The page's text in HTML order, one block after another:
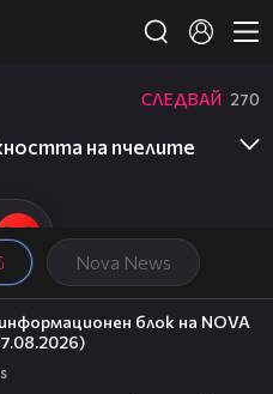
Nova News
СЛЕДВАЙ 270
на пчелите
блок на NOVA